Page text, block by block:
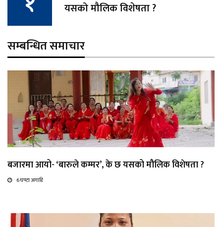
यसको मौलिक विशेषता ?
सम्बन्धित समाचार
बजारमा आयो- ‘बारुले कम्मर’, के छ यसको मौलिक विशेषता ?
6 घण्टा अगाडि